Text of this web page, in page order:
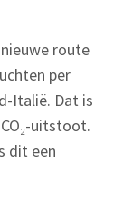
route
per
Italië. Dat is
uitstoot.
dit een